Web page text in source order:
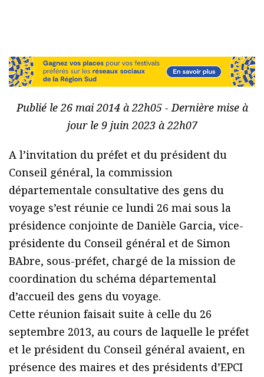
Publié le 26 mai 2014 à 22h05 - Dernière mise à
jour le 9 juin 2023 à 22h07
A l’invitation du préfet et du président du
Conseil général, la commission
départementale consultative des gens du
voyage s’est réunie ce lundi 26 mai sous la
présidence conjointe de Danièle Garcia, vice-
présidente du Conseil général et de Simon
BAbre, sous-préfet, chargé de la mission de
coordination du schéma départemental
d’accueil des gens du voyage.
Cette réunion faisait suite à celle du 26
septembre 2013, au cours de laquelle le préfet
et le président du Conseil général avaient, en
présence des maires et des présidents d’EPCI